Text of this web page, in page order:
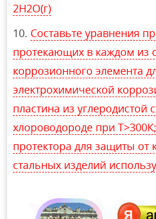
2H2O(г)
Составьте уравнения
протекающих в каждом из
коррозионного элемента
электрохимической
пластина из углеродистой
хлороводороде при
протектора для защиты от
стальных изделий